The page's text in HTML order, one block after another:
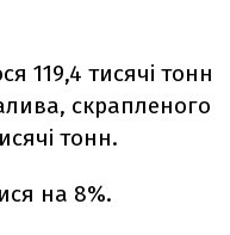
119,4 тисячі тонн
скрапленого
тонн.
на 8%.